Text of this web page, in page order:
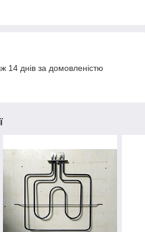
14 днів за домовленістю